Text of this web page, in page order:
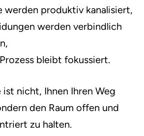
werden produktiv kanalisiert,
werden verbindlich
bleibt fokussiert.
nicht, Ihnen Ihren Weg
den Raum offen und
zu halten.